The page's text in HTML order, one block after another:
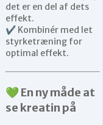
det er en del af dets
effekt.
✔ Kombinér med let
styrketræning for
optimal effekt.
💚 En ny måde at
se kreatin på